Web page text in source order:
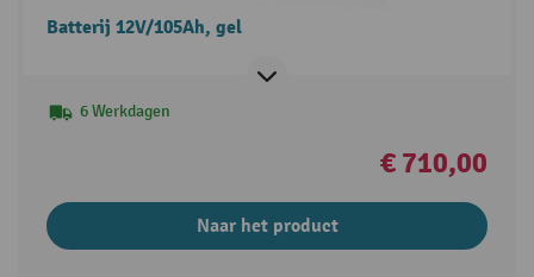
Batterij 12V/105Ah, gel
6 Werkdagen
€ 710,00
Naar het product